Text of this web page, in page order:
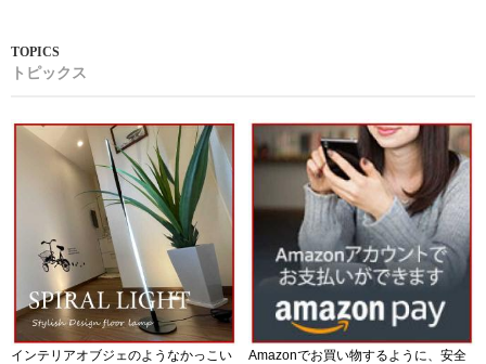
トピックス
インテリアオブジェのようなかっこい
Amazonでお買い物するように、安全